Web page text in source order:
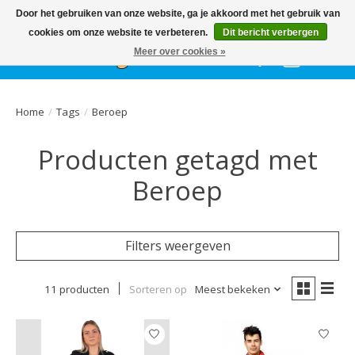
HetGEHELE jaar, grote collectie feestkleding & accessoires |
Ballonnen | Schmink | Bedrukking | Altijd gratis parkeren
Verlanglijst
Home / Tags / Beroep
Producten getagd met
Beroep
Filters weergeven
11 producten Sorteren op Meest bekeken
Door het gebruiken van onze website, ga je akkoord met het gebruik van
cookies om onze website te verbeteren.
Dit bericht verbergen
Meer over cookies »